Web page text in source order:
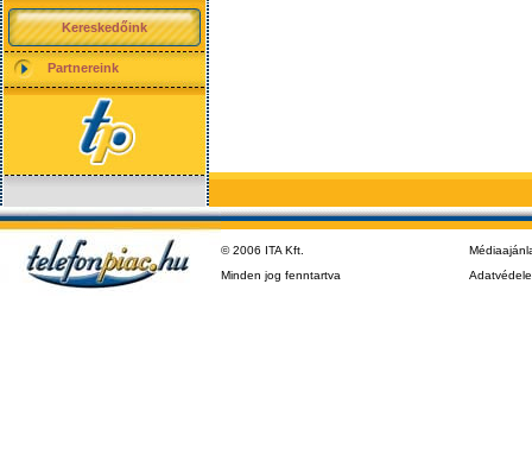
Kereskedőink
Partnereink
© 2006 ITA Kft.
Minden jog fenntartva